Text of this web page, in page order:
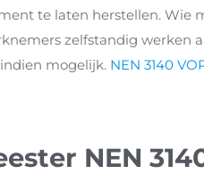
te laten herstellen. Wie
zelfstandig werken
mogelijk. NEN 3140
NEN